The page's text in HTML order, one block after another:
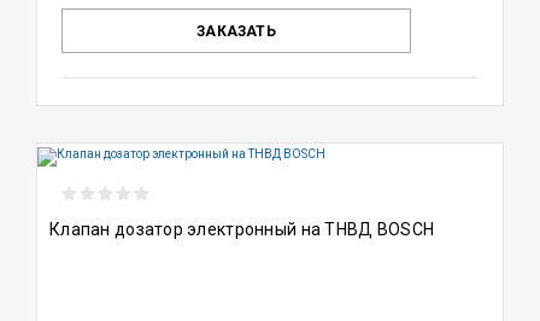
ЗАКАЗАТЬ
Клапан дозатор электронный на ТНВД BOSCH